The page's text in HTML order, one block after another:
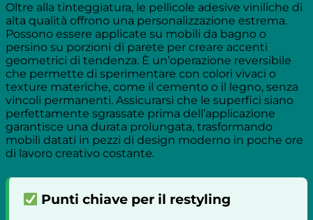
Oltre alla tinteggiatura, le pellicole adesive viniliche di
alta qualità offrono una personalizzazione estrema.
Possono essere applicate su mobili da bagno o
persino su porzioni di parete per creare accenti
geometrici di tendenza. È un’operazione reversibile
che permette di sperimentare con colori vivaci o
texture materiche, come il cemento o il legno, senza
vincoli permanenti. Assicurarsi che le superfici siano
perfettamente sgrassate prima dell’applicazione
garantisce una durata prolungata, trasformando
mobili datati in pezzi di design moderno in poche ore
di lavoro creativo costante.
Punti chiave per il restyling